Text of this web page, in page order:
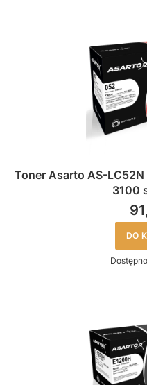
Toner Asarto AS-
3100
DO